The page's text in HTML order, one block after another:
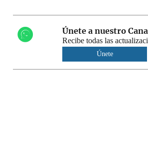
Únete a nuestro
Recibe todas las
Únete